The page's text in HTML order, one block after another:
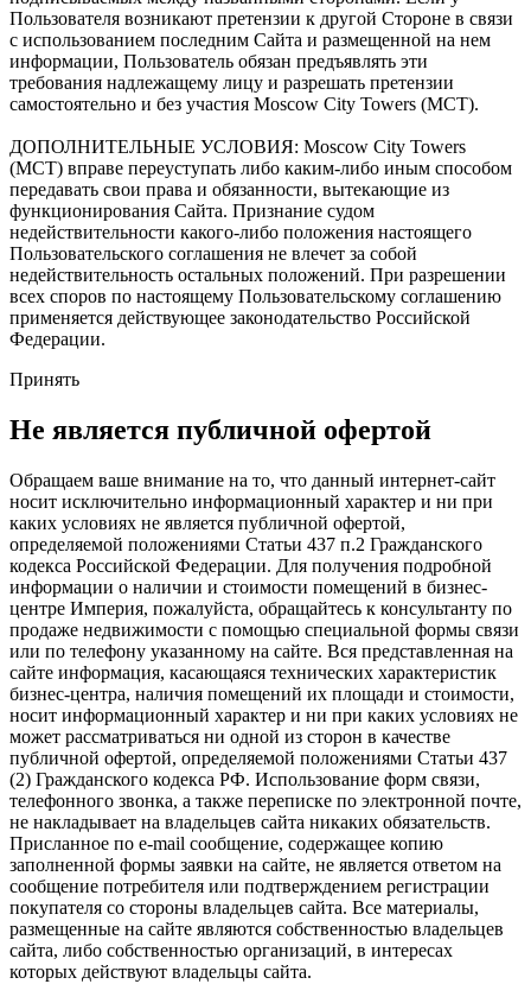
Пользователя возникают претензии к другой Стороне в связи
с использованием последним Сайта и размещенной на нем
информации, Пользователь обязан предъявлять эти
требования надлежащему лицу и разрешать претензии
самостоятельно и без участия Moscow City Towers (МСТ).
ДОПОЛНИТЕЛЬНЫЕ УСЛОВИЯ: Moscow City Towers
(МСТ) вправе переуступать либо каким-либо иным способом
передавать свои права и обязанности, вытекающие из
функционирования Сайта. Признание судом
недействительности какого-либо положения настоящего
Пользовательского соглашения не влечет за собой
недействительность остальных положений. При разрешении
всех споров по настоящему Пользовательскому соглашению
применяется действующее законодательство Российской
Федерации.
Принять
Не является публичной офертой
Обращаем ваше внимание на то, что данный интернет-сайт
носит исключительно информационный характер и ни при
каких условиях не является публичной офертой,
определяемой положениями Статьи 437 п.2 Гражданского
кодекса Российской Федерации. Для получения подробной
информации о наличии и стоимости помещений в бизнес-
центре Империя, пожалуйста, обращайтесь к консультанту по
продаже недвижимости с помощью специальной формы связи
или по телефону указанному на сайте. Вся представленная на
сайте информация, касающаяся технических характеристик
бизнес-центра, наличия помещений их площади и стоимости,
носит информационный характер и ни при каких условиях не
может рассматриваться ни одной из сторон в качестве
публичной офертой, определяемой положениями Статьи 437
(2) Гражданского кодекса РФ. Использование форм связи,
телефонного звонка, а также переписке по электронной почте,
не накладывает на владельцев сайта никаких обязательств.
Присланное по e-mail сообщение, содержащее копию
заполненной формы заявки на сайте, не является ответом на
сообщение потребителя или подтверждением регистрации
покупателя со стороны владельцев сайта. Все материалы,
размещенные на сайте являются собственностью владельцев
сайта, либо собственностью организаций, в интересах
которых действуют владельцы сайта.